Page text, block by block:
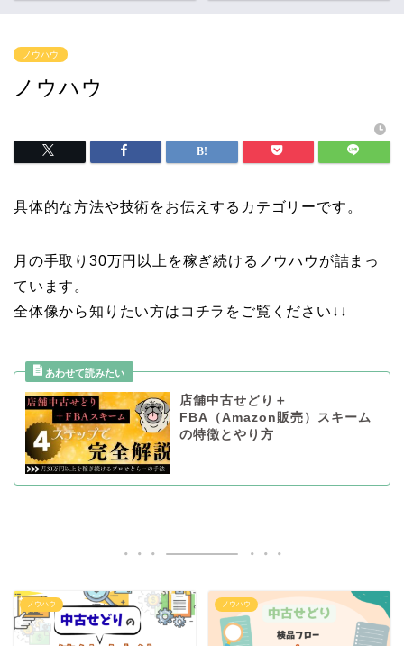
ノウハウ
ノウハウ
具体的な方法や技術をお伝えするカテゴリーです。
月の手取り30万円以上を稼ぎ続けるノウハウが詰まっ
ています。
全体像から知りたい方はコチラをご覧ください↓↓
店舗中古せどり＋
FBA（Amazon販売）スキーム
の特徴とやり方
ノウハウ ノウハウ